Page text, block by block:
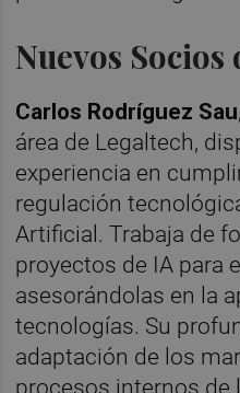
Nuevos Socios
Carlos Rodríguez Sau
área de Legaltech,
experiencia en
regulación
Artificial. Trabaja de
proyectos de IA para
asesorándolas en la
tecnologías. Su
adaptación de los
procesos internos de